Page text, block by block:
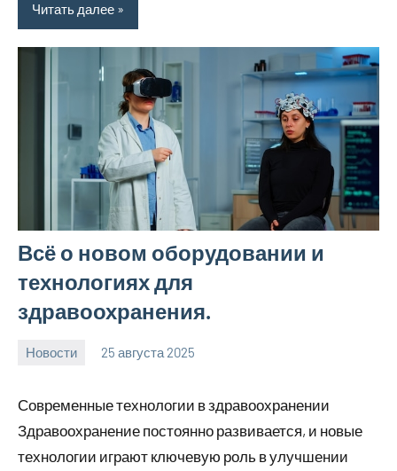
Читать далее
Всё о новом оборудовании и
технологиях для
здравоохранения.
Новости 25 августа 2025
Современные технологии в здравоохранении
Здравоохранение постоянно развивается, и новые
технологии играют ключевую роль в улучшении